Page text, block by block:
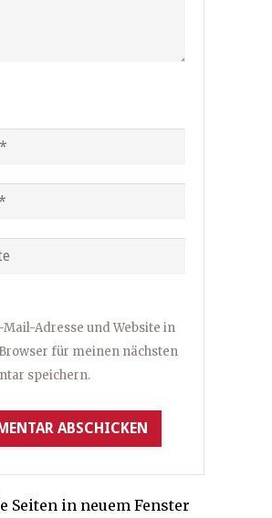
Mail-Adresse und Website in
für meinen nächsten
speichern.
Seiten in neuem Fenster